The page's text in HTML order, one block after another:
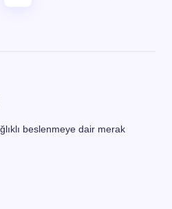
beslenmeye dair merak